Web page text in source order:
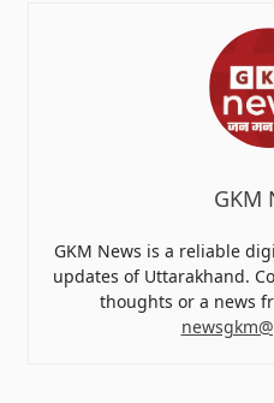
GKM
GKM News is a reliable
updates of Uttarakhand.
thoughts or a news